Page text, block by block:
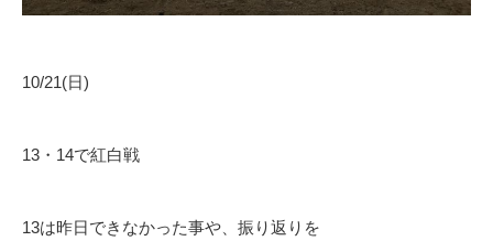
10/21(日)
13・14で紅白戦
13は昨日できなかった事や、振り返りを